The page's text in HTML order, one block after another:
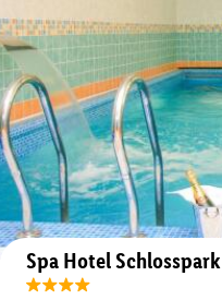
Spa Hotel Schlosspark